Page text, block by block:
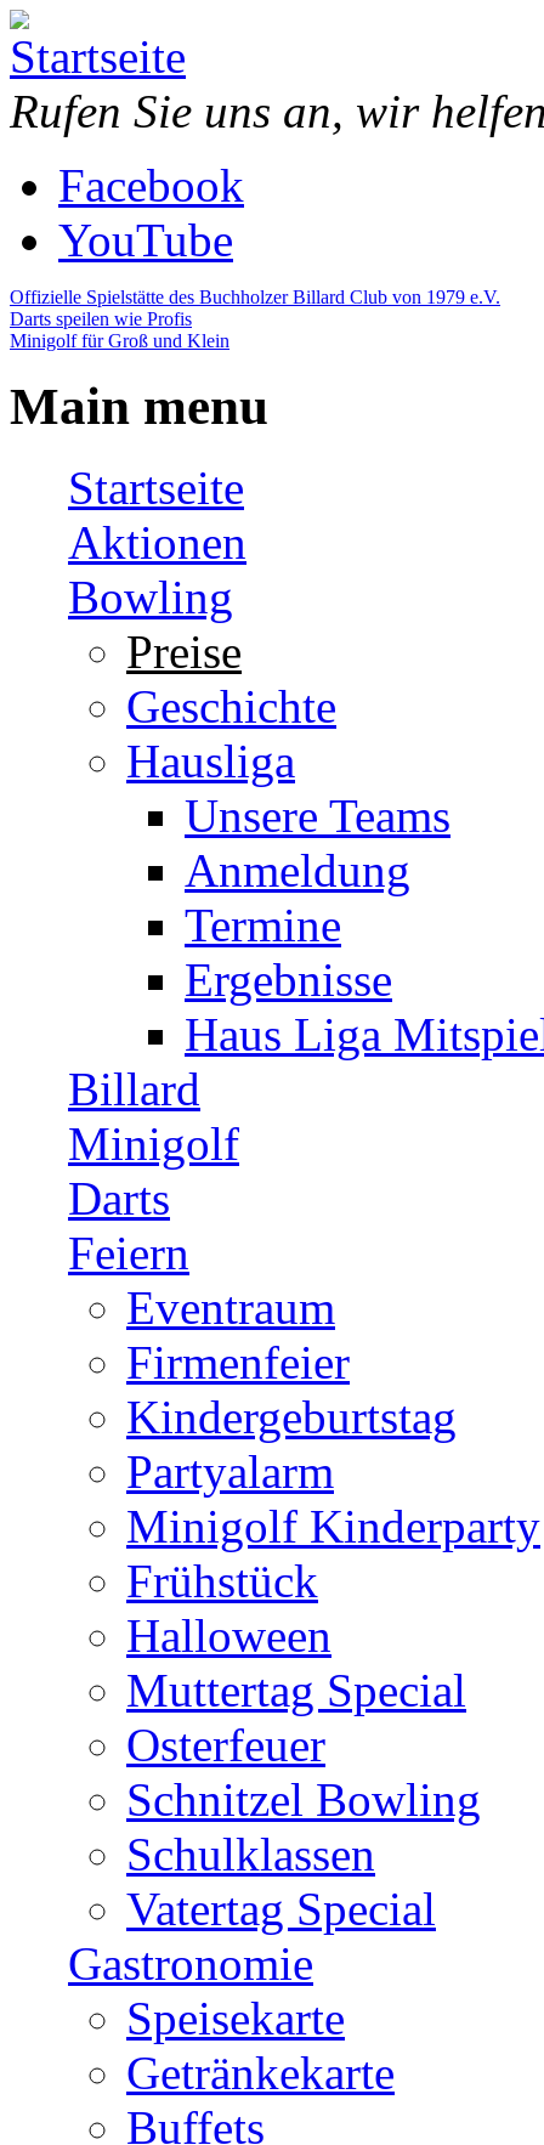
Direkt zum Inhalt
Piazza
Bowling
Center
Bowling,
Billard,
Minigolf,
Restaurant,
Eventraum
Rufen Sie uns an, wir
Facebook
YouTube
Offizielle Spielstätte des Buchholzer Billard Club von 1979 e.V.
Darts speilen wie Profis
Minigolf für Groß und Klein
Main menu
Startseite
Aktionen
Bowling
Preise
Geschichte
Hausliga
Unsere Teams
Anmeldung
Termine
Ergebnisse
Haus Liga
Billard
Minigolf
Darts
Feiern
Eventraum
Firmenfeier
Kindergeburtstag
Partyalarm
Minigolf Kinderparty
Frühstück
Halloween
Muttertag Special
Osterfeuer
Schnitzel Bowling
Schulklassen
Vatertag Special
Gastronomie
Speisekarte
Getränkekarte
Buffets